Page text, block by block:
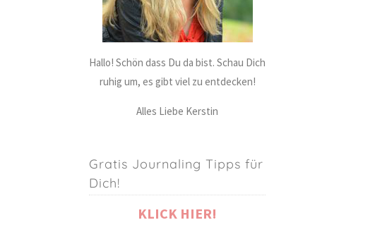
Hallo! Schön dass Du da bist. Schau Dich
ruhig um, es gibt viel zu entdecken!
Alles Liebe Kerstin
Gratis Journaling Tipps für
Dich!
KLICK HIER!